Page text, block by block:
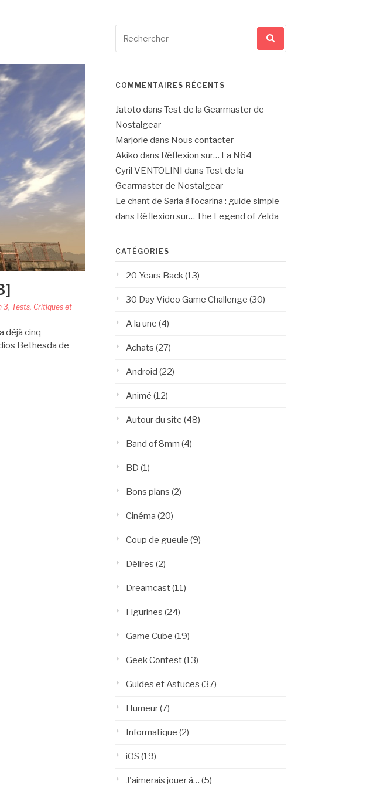
3, Tests, Critiques et
déjà cinq
Bethesda de
pour
COMMENTAIRES RÉCENTS
Jatoto dans Test de la Gearmaster de
Nostalgear
Marjorie dans Nous contacter
Akiko dans Réflexion sur… La N64
Cyril VENTOLINI dans Test de la
Gearmaster de Nostalgear
Le chant de Saria à l’ocarina : guide simple
dans Réflexion sur… The Legend of Zelda
CATÉGORIES
20 Years Back (13)
30 Day Video Game Challenge (30)
A la une (4)
Achats (27)
Android (22)
Animé (12)
Autour du site (48)
Band of 8mm (4)
BD (1)
Bons plans (2)
Cinéma (20)
Coup de gueule (9)
Délires (2)
Dreamcast(11)
Figurines (24)
Game Cube (19)
Geek Contest(13)
Guides et Astuces (37)
Humeur(7)
Informatique (2)
iOS (19)
J'aimerais jouer à… (5)